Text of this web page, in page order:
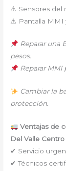
⚠ Sensores del
⚠ Pantalla MMI
Reparar una
pesos.
Reparar MMI
Cambiar la
protección.
Ventajas de
Del Valle Centro
✔ Servicio
✔ Técnicos